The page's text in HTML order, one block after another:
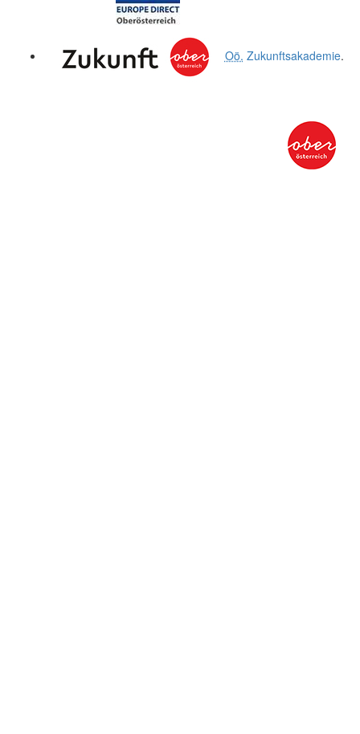
Oö. Zukunftsakademie.